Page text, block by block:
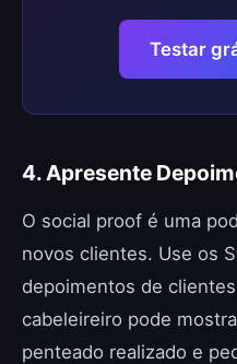
Testar
4. Apresente
O social proof é uma
novos clientes. Use os
depoimentos de
cabeleireiro pode
penteado realizado e